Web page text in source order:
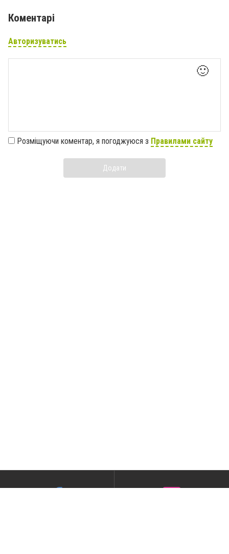
Коментарі
Авторизуватись
🙂
Розміщуючи коментар, я погоджуюся з Правилами сайту
Додати